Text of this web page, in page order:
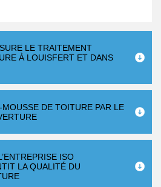
LE TRAITEMENT
À LOUISFERT ET DANS
DE TOITURE PAR LE
ISO
LA QUALITÉ DU